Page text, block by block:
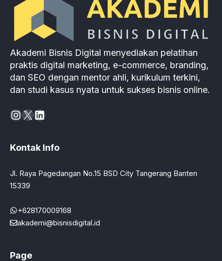
Akademi Bisnis Digital menyediakan pelatihan
praktis digital marketing, e-commerce, branding,
dan SEO dengan mentor ahli, kurikulum terkini,
dan studi kasus nyata untuk sukses bisnis online.
Instagram
X LinkedIn
Kontak Info
Jl. Raya Pagedangan No.15 BSD City Tangerang Banten
15339
+628170009168
akademi@bisnisdigital.id
Page